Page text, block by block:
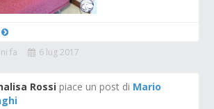
fa
6 lug 2017
Rossi piace un post di Mario